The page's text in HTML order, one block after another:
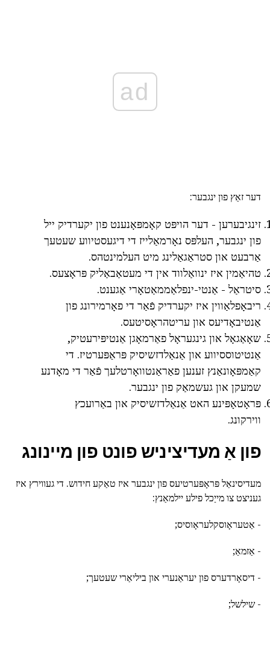
ad
דער זאַץ פון ינגבער:
זינגיבערען - דער הויפּט קאָמפּאָנענט פון יקערדיק ייל
פון ינגבער, העלפּס נאָרמאַלייז די דיגעסטיווע שעטעך
אַרבעט און סטראַגאַלינג מיט העלמינטהס.
טהיאַמין איז ינוואַלווד אין די מעטאַבאַליק פּראָצעס.
סיטראַל - אַנטי-ינפלאַממאַטאָרי אַגענט.
ריבאָפלאַווין איז יקערדיק פֿאַר די פאָרמירונג פון
אַנטיבאָדיעס און עריטהראָסיטעס.
שאָאַגאָל און גינגעראָל פאַרמאָגן אַנטיפּירעטיק,
אַנטיטוססיווע און אַנאַלדזשיסיק פּראַפּערטיז. די
קאַמפּאָונאַנץ זענען פאַראַנטוואָרטלעך פֿאַר די מאָדנע
שמעקן און געשמאַק פון ינגבער.
פּראָטאָפּינע האט אַנאַלדזשיסיק און באַרועכץ
ווירקונג.
פון אַ מעדיציניש פונט פון מיינונג
מעדיסינאַל פּראָפּערטיעס פון ינגבער איז טאַקע חידוש. די געווירץ איז
געניצט צו מייַכל פילע יילמאַנץ:
- אַטעראָוסקלעראָוסיס;
- אַזמאַ;
- דיסאָרדערס פון יעראַנערי און ביליאַרי שעטעך;
- שילשל;